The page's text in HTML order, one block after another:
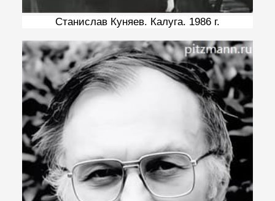
Станислав Куняев. Калуга. 1986 г.